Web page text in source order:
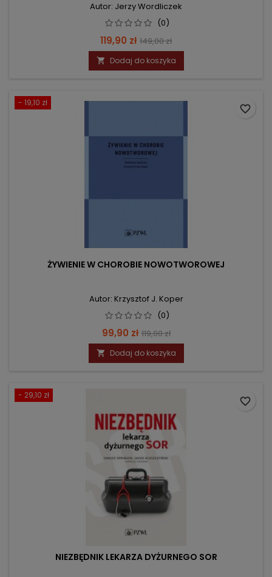
Autor: Jerzy Wordliczek
(0)
Cena
119,90 zł Cena
podstawowa
149,00 zł
 Dodaj do koszyka
- 19,10 zł
ŻYWIENIE W CHOROBIE NOWOTWOROWEJ
Autor: Krzysztof J. Koper
(0)
Cena
99,90 zł Cena
podstawowa
119,00 zł
 Dodaj do koszyka
favorite_border
- 29,10 zł
NIEZBĘDNIK LEKARZA DYŻURNEGO SOR
favorite_border